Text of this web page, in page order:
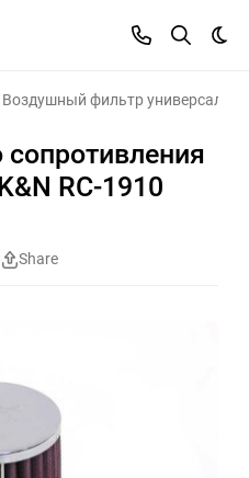
Воздушный фильтр
сопротивления
RC-1910
Share